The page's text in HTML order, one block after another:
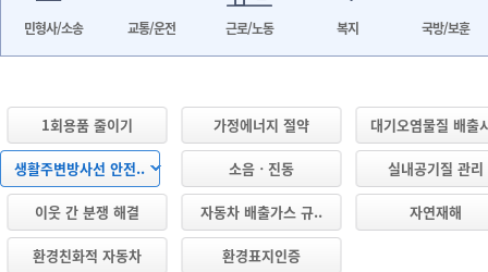
민형사/소송 교통/운전 근로/노동 복지 국방/보훈
1회용품 줄이기 가정에너지 절약 대기오염물질 배출
생활주변방사선 안전.. 소음ㆍ진동 실내공기질 관리
이웃 간 분쟁 해결 자동차 배출가스 규.. 자연재해
환경친화적 자동차 환경표지인증